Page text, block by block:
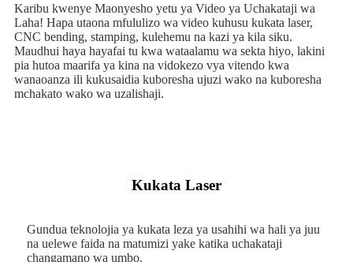
Karibu kwenye Maonyesho yetu ya Video ya Uchakataji wa
Laha! Hapa utaona mfululizo wa video kuhusu kukata laser,
CNC bending, stamping, kulehemu na kazi ya kila siku.
Maudhui haya hayafai tu kwa wataalamu wa sekta hiyo, lakini
pia hutoa maarifa ya kina na vidokezo vya vitendo kwa
wanaoanza ili kukusaidia kuboresha ujuzi wako na kuboresha
mchakato wako wa uzalishaji.
Kukata Laser
Gundua teknolojia ya kukata leza ya usahihi wa hali ya juu
na uelewe faida na matumizi yake katika uchakataji
changamano wa umbo.